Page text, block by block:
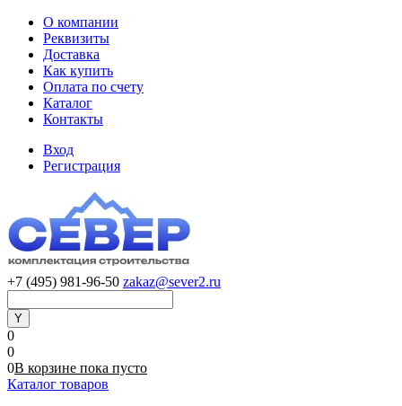
О компании
Реквизиты
Доставка
Как купить
Оплата по счету
Каталог
Контакты
Вход
Регистрация
+7 (495) 981-96-50 zakaz@sever2.ru
0
0
0В корзине пока пусто
Каталог товаров